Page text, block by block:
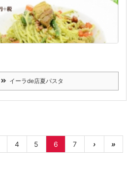
イーラde店夏パスタ
4 5 6 7 › »